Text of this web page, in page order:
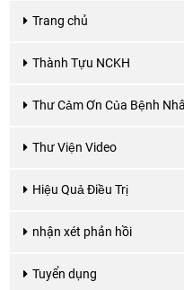
Trang chủ
Thành Tựu NCKH
Thư Cảm Ơn Của Bệnh
Thư Viện Video
Hiệu Quả Điều Trị
nhận xét phản hồi
Tuyển dụng